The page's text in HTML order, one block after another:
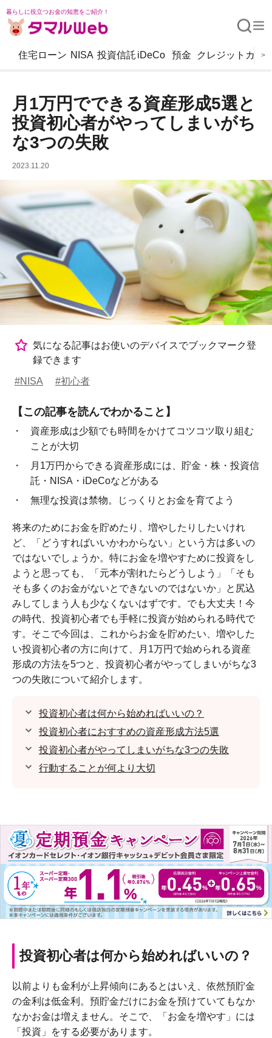
暮らしに役立つお金の知恵をご紹介！
住宅ローン NISA 投資信託 iDeCo 預金 クレジットカー
>
月1万円でできる資産形成5選と
投資初心者がやってしまいがち
な3つの失敗
2023.11.20
気になる記事はお使いのデバイスでブックマーク登
録できます
#NISA #初心者
【この記事を読んでわかること】
資産形成は少額でも時間をかけてコツコツ取り組む
ことが大切
月1万円からできる資産形成には、貯金・株・投資信
託・NISA・iDeCoなどがある
無理な投資は禁物。じっくりとお金を育てよう
将来のためにお金を貯めたり、増やしたりしたいけれ
ど、「どうすればいいかわからない」という方は多いの
ではないでしょうか。特にお金を増やすために投資をし
ようと思っても、「元本が割れたらどうしよう」「そも
そも多くのお金がないとできないのではないか」と尻込
みしてしまう人も少なくないはずです。でも大丈夫！今
の時代、投資初心者でも手軽に投資が始められる時代で
す。そこで今回は、これからお金を貯めたい、増やした
い投資初心者の方に向けて、月1万円で始められる資産
形成の方法を5つと、投資初心者がやってしまいがちな3
つの失敗について紹介します。
投資初心者は何から始めればいいの？
投資初心者におすすめの資産形成方法5選
投資初心者がやってしまいがちな3つの失敗
行動することが何より大切
投資初心者は何から始めればいいの？
以前よりも金利が上昇傾向にあるとはいえ、依然預貯金
の金利は低金利。預貯金だけにお金を預けていてもなか
なかお金は増えません。そこで、「お金を増やす」には
「投資」をする必要があります。